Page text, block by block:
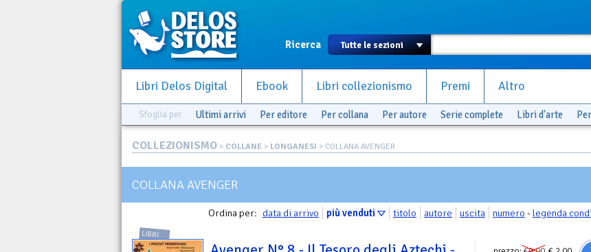
Ricerca
Libri Delos Digital Ebook Libri collezionismo Premi Altro
Sfoglia per Ultimi arrivi Per editore Per collana Per autore Serie complete Libri d'arte
COLLEZIONISMO > COLLANE > LONGANESI > COLLANA AVENGER
COLLANA AVENGER
Ordina per: data di arrivo più venduti titolo autore uscita numero -legenda
LIBRI